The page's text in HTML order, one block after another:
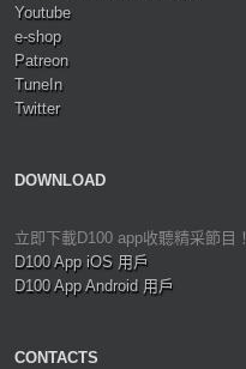
Youtube
e-shop
Patreon
TuneIn
Twitter
DOWNLOAD
立即下載D100 app收聽精采節目！
D100 App iOS 用戶
D100 App Android 用戶
CONTACTS